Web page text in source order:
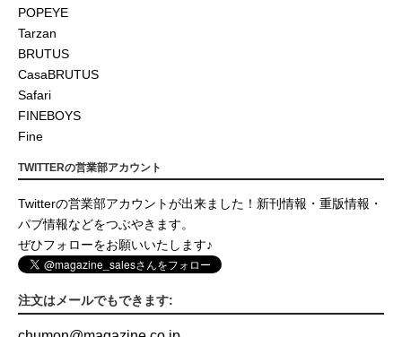
POPEYE
Tarzan
BRUTUS
CasaBRUTUS
Safari
FINEBOYS
Fine
TWITTERの営業部アカウント
Twitterの営業部アカウントが出来ました！新刊情報・重版情報・
パブ情報などをつぶやきます。
ぜひフォローをお願いいたします♪
注文はメールでもできます: